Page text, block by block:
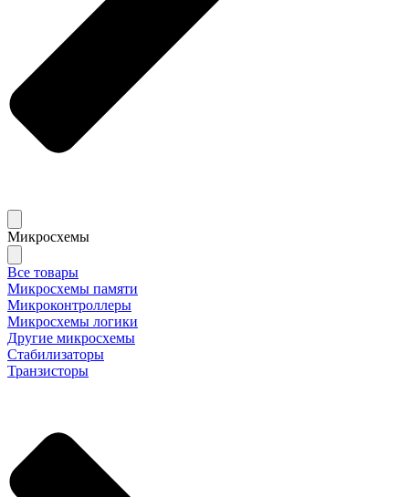
Микросхемы
Все товары
Микросхемы памяти
Микроконтроллеры
Микросхемы логики
Другие микросхемы
Стабилизаторы
Транзисторы